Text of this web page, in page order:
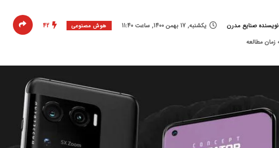
نویسنده صنایع مدرن یکشنبه, 17 بهمن 1400, ساعت 11:40 هوش مصنوعی
42